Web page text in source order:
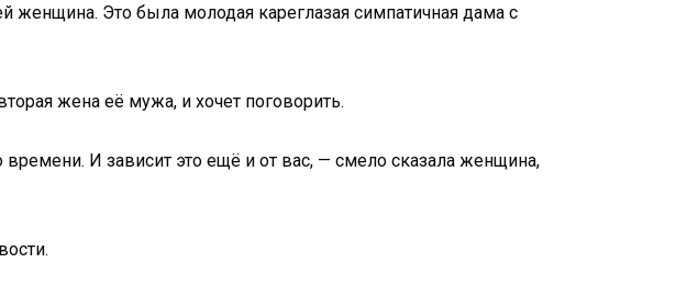
Это была молодая кареглазая симпатичная дама с
жена её мужа, и хочет поговорить.
И зависит это ещё и от вас, — смело сказала женщина,